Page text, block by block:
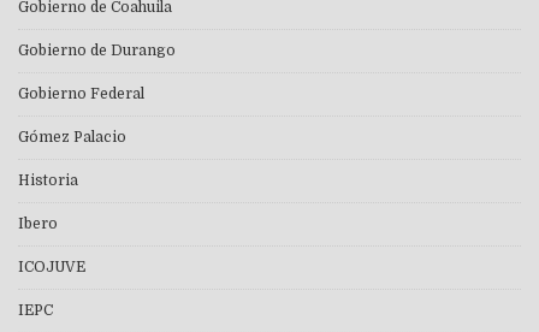
Gobierno de Coahuila
Gobierno de Durango
Gobierno Federal
Gómez Palacio
Historia
Ibero
ICOJUVE
IEPC